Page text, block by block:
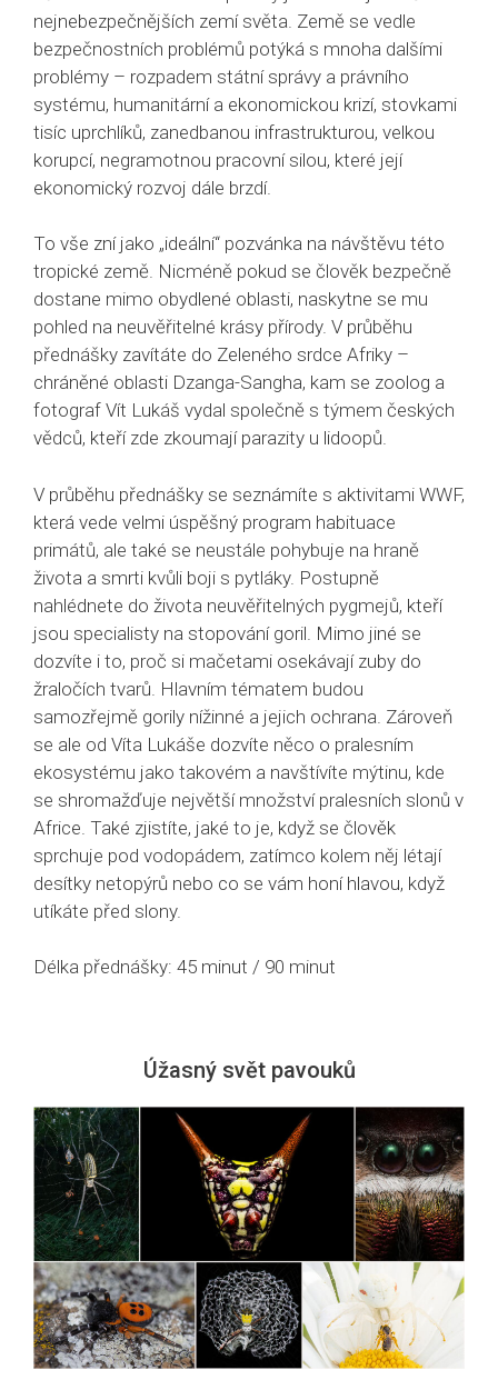
nejnebezpečnějších zemí světa. Země se vedle
bezpečnostních problémů potýká s mnoha dalšími
problémy – rozpadem státní správy a právního
systému, humanitární a ekonomickou krizí, stovkami
tisíc uprchlíků, zanedbanou infrastrukturou, velkou
korupcí, negramotnou pracovní silou, které její
ekonomický rozvoj dále brzdí.
To vše zní jako „ideální“ pozvánka na návštěvu této
tropické země. Nicméně pokud se člověk bezpečně
dostane mimo obydlené oblasti, naskytne se mu
pohled na neuvěřitelné krásy přírody. V průběhu
přednášky zavítáte do Zeleného srdce Afriky –
chráněné oblasti Dzanga-Sangha, kam se zoolog a
fotograf Vít Lukáš vydal společně s týmem českých
vědců, kteří zde zkoumají parazity u lidoopů.
V průběhu přednášky se seznámíte s aktivitami WWF,
která vede velmi úspěšný program habituace
primátů, ale také se neustále pohybuje na hraně
života a smrti kvůli boji s pytláky. Postupně
nahlédnete do života neuvěřitelných pygmejů, kteří
jsou specialisty na stopování goril. Mimo jiné se
dozvíte i to, proč si mačetami osekávají zuby do
žraločích tvarů. Hlavním tématem budou
samozřejmě gorily nížinné a jejich ochrana. Zároveň
se ale od Víta Lukáše dozvíte něco o pralesním
ekosystému jako takovém a navštívíte mýtinu, kde
se shromažďuje největší množství pralesních slonů v
Africe. Také zjistíte, jaké to je, když se člověk
sprchuje pod vodopádem, zatímco kolem něj létají
desítky netopýrů nebo co se vám honí hlavou, když
utíkáte před slony.
Délka přednášky: 45 minut / 90 minut
Úžasný svět pavouků